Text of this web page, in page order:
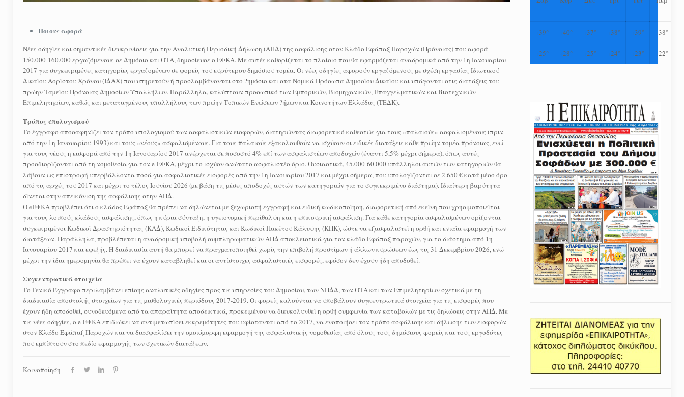
Ποιους αφορά
Νέες οδηγίες και σηµαντικές διευκρινίσεις για την Αναλυτική Περιοδική Δήλωση (ΑΠΔ) της ασφάλισης στον Κλάδο Εφάπαξ Παροχών (Πρόνοιας) που αφορά
150.000-160.000 εργαζόµενους σε Δηµόσιο και ΟΤΑ, δηµοσίευσε ο ΕΦΚΑ. Με αυτές καθορίζεται το πλαίσιο που θα εφαρµόζεται αναδροµικά από την 1η Ιανουαρίου
2017 για συγκεκριµένες κατηγορίες εργαζοµένων σε φορείς του ευρύτερου δηµόσιου τοµέα. Οι νέες οδηγίες αφορούν εργαζόµενους µε σχέση εργασίας Ιδιωτικού
Δικαίου Αορίστου Χρόνου (ΙΔΑΧ) που υπηρετούν ή προσλαµβάνονται στο ?ηµόσιο και στα Νοµικά Πρόσωπα Δηµοσίου Δικαίου και υπάγονται στις διατάξεις του
πρώην Ταµείου Πρόνοιας Δηµοσίων Υπαλλήλων. Παράλληλα, καλύπτουν προσωπικό των Εµπορικών, Βιοµηχανικών, Επαγγελµατικών και Βιοτεχνικών
Επιµελητηρίων, καθώς και µεταταγµένους υπαλλήλους των πρώην Τοπικών Ενώσεων ?ήµων και Κοινοτήτων Ελλάδας (ΤΕΔΚ).
Τρόπος υπολογισμού
Το έγγραφο αποσαφηνίζει τον τρόπο υπολογισµού των ασφαλιστικών εισφορών, διατηρώντας διαφορετικό καθεστώς για τους «παλαιούς» ασφαλισµένους (πριν
από την 1η Ιανουαρίου 1993) και τους «νέους» ασφαλισµένους. Για τους παλαιούς εξακολουθούν να ισχύουν οι ειδικές διατάξεις κάθε πρώην τοµέα πρόνοιας, ενώ
για τους νέους η εισφορά από την 1η Ιανουαρίου 2017 ανέρχεται σε ποσοστό 4% επί των ασφαλιστέων αποδοχών (έναντι 5,5% µέχρι σήµερα), όπως αυτές
προσδιορίζονται από τη νοµοθεσία για τον e-ΕΦΚΑ, µέχρι το ισχύον ανώτατο ασφαλιστέο όριο. Ουσιαστικά, 45.000-60.000 υπάλληλοι αυτών των κατηγοριών θα
λάβουν ως επιστροφή υπερβάλλοντα ποσά για ασφαλιστικές εισφορές από την 1η Ιανουαρίου 2017 και µέχρι σήµερα, που υπολογίζονται σε 2.650 € κατά µέσο όρο
από τις αρχές του 2017 και µέχρι το τέλος Ιουνίου 2026 (µε βάση τις µέσες αποδοχές αυτών των κατηγοριών για το συγκεκριµένο διάστηµα). Ιδιαίτερη βαρύτητα
δίνεται στην απεικόνιση της ασφάλισης στην ΑΠΔ.
Ο eΕΦΚΑ προβλέπει ότι ο κλάδος Εφάπαξ θα πρέπει να δηλώνεται µε ξεχωριστή εγγραφή και ειδική κωδικοποίηση, διαφορετική από εκείνη που χρησιµοποιείται
για τους λοιπούς κλάδους ασφάλισης, όπως η κύρια σύνταξη, η υγειονοµική περίθαλψη και η επικουρική ασφάλιση. Για κάθε κατηγορία ασφαλισµένων ορίζονται
συγκεκριµένοι Κωδικοί Δραστηριότητας (ΚΑΔ), Κωδικοί Ειδικότητας και Κωδικοί Πακέτου Κάλυψης (ΚΠΚ), ώστε να εξασφαλιστεί η ορθή και ενιαία εφαρµογή των
διατάξεων. Παράλληλα, προβλέπεται η αναδροµική υποβολή συµπληρωµατικών ΑΠΔ αποκλειστικά για τον κλάδο Εφάπαξ παροχών, για το διάστηµα από 1η
Ιανουαρίου 2017 και εφεξής. Η διαδικασία αυτή θα µπορεί να πραγµατοποιηθεί χωρίς την επιβολή προστίµων ή άλλων κυρώσεων έως τις 31 Δεκεµβρίου 2026, ενώ
µέχρι την ίδια ηµεροµηνία θα πρέπει να έχουν καταβληθεί και οι αντίστοιχες ασφαλιστικές εισφορές, εφόσον δεν έχουν ήδη αποδοθεί.
Συγκεντρωτικά στοιχεία
Το Γενικό Έγγραφο περιλαµβάνει επίσης αναλυτικές οδηγίες προς τις υπηρεσίες του Δηµοσίου, των ΝΠΔΔ, των ΟΤΑ και των Επιµελητηρίων σχετικά µε τη
διαδικασία αποστολής στοιχείων για τις µισθολογικές περιόδους 2017-2019. Οι φορείς καλούνται να υποβάλουν συγκεντρωτικά στοιχεία για τις εισφορές που
έχουν ήδη αποδοθεί, συνοδευόµενα από τα απαραίτητα αποδεικτικά, προκειµένου να διευκολυνθεί η ορθή συµφωνία των καταβολών µε τις δηλώσεις στην ΑΠΔ. Με
τις νέες οδηγίες, ο e-ΕΦΚΑ επιδιώκει να αντιµετωπίσει εκκρεµότητες που υφίστανται από το 2017, να ενοποιήσει τον τρόπο ασφάλισης και δήλωσης των εισφορών
στον Κλάδο Εφάπαξ Παροχών και να διασφαλίσει την οµοιόµορφη εφαρµογή της ασφαλιστικής νοµοθεσίας από όλους τους δηµόσιους φορείς και τους εργοδότες
που εµπίπτουν στο πεδίο εφαρµογής των σχετικών διατάξεων.
Κοινοποίηση
+39° +40° +37° +38° +39° +38°
+25° +28° +25° +24° +23° +22°